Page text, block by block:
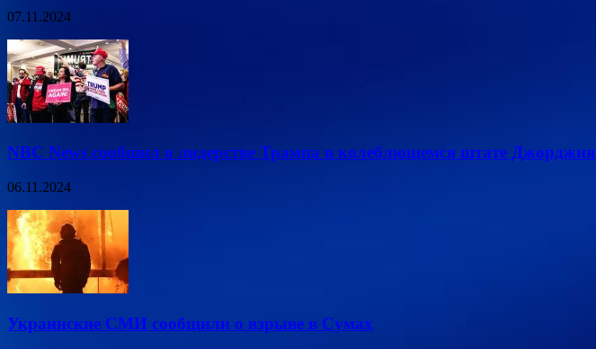
07.11.2024
NBC News сообщил о лидерстве Трампа в колеблющемся штате Джорджия
06.11.2024
Украинские СМИ сообщили о взрыве в Сумах